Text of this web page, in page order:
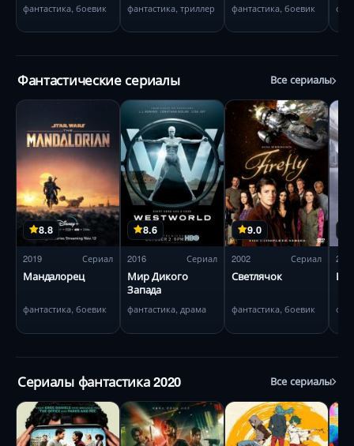
фантастика, боевик фантастика, триллер фантастика, боевик
Фантастические сериалы Все сериалы
8.8
2019 Сериал
Мандалорец
фантастика, боевик
8.6
2016 Сериал
Мир Дикого
Запада
фантастика, драма
9.0
2002 Сериал
Светлячок
фантастика, боевик
2014
Сериалы фантастика 2020 Все сериалы